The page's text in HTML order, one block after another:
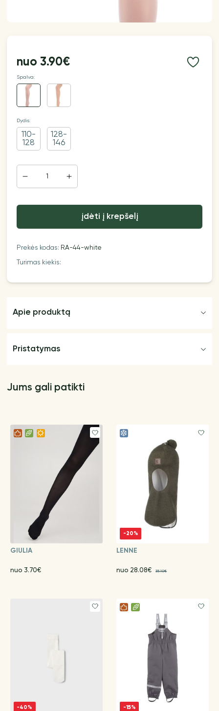
nuo3.90€
Spalva:
Dydis:
110-
128
128-
146
įdėti į krepšelį
Prekės kodas: RA-44-white
Turimas kiekis:
Apie produktą
Pristatymas
Jums gali patikti
GIULIA
nuo 3.70€
-20%
LENNE
nuo 28.08€ 35.10€
-40% -15%